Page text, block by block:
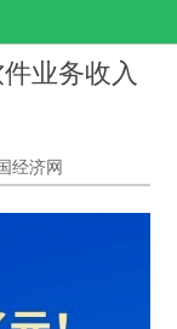
业务收入
经济网